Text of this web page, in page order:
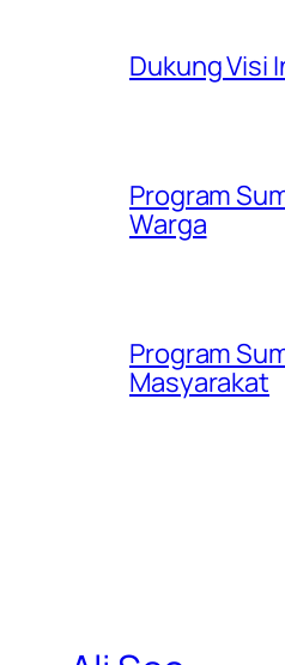
Dukung Visi
Program
Warga
Program
Masyarakat